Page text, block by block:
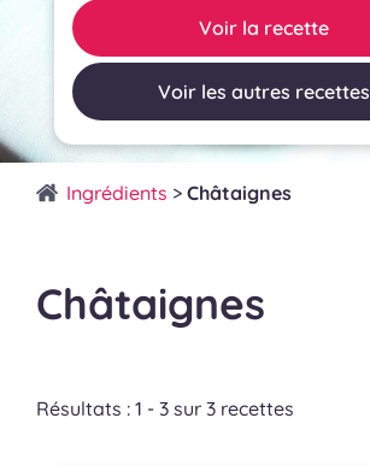
Voir la recette
Voir les autres recettes
Ingrédients > Châtaignes
Châtaignes
Résultats : 1 - 3 sur 3 recettes